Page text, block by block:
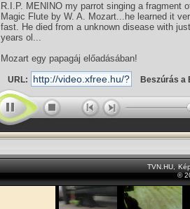
R.I.P. MENINO my parrot singing a fragment
Magic Flute by W. A. Mozart...he learned it
fast. He died from a unknown disease with
years ol...
Mozart egy papagáj előadásában!
URL: Beszúrás a
TVN.HU
©